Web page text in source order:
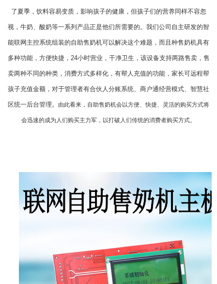
了夏季，饮料容易变质，影响孩子的健康，但孩子们的营养同样不容忽
视，牛奶、酸奶等一系列产品正是他们所需要的。我们公司自主研发的智
能联网主控系统组装的自助售奶机可以解决这个难题，而且种售奶机具有
多种功能，方便快捷，24小时营业，干净卫生，该设备支持两路售卖，售
卖两种不同的种类，消费方式多样化，有帮人充值的功能，家长可远程帮
孩子充值金额，对于管理者有合伙人分账系统、商户通经营模式、智慧社
区统一后台管理。 由此看来，自助售奶机会以方便、快捷、灵活的购买方式将
会迅速的成为人们购买主力军，以打破人们传统的消费者购买方式。